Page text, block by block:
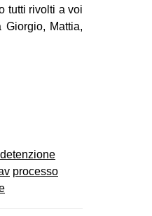
bsky
tutti rivolti a voi
Mattia,
detenzione
processo